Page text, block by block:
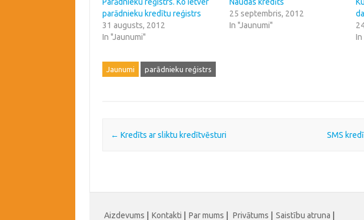
parādnieku kredītu reģistrs
31 augusts, 2012
In "Jaunumi"
25 septembris, 2012
In "Jaunumi"
In
Jaunumi parādnieku reģistrs
Post navigation
← Kredīts ar sliktu kredītvēsturi SMS
Aizdevums | Kontakti | Par mums | Privātums | Saistību atruna |